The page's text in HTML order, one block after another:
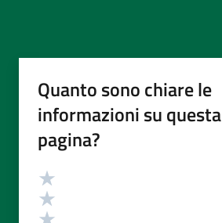
Quanto sono chiare le
informazioni su questa
pagina?
Valutazione